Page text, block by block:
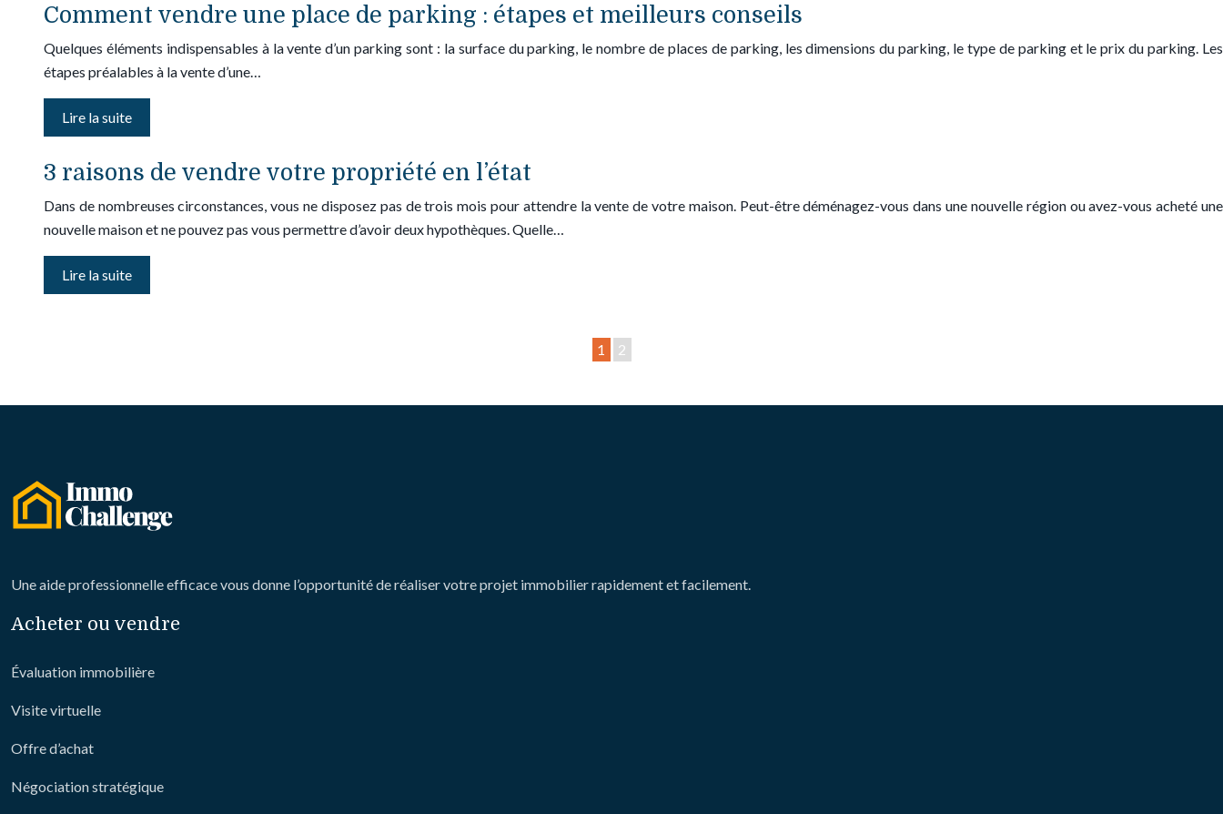
Comment vendre une place de parking : étapes et meilleurs conseils
Quelques éléments indispensables à la vente d’un parking sont : la surface du parking, le nombre de places de parking, les dimensions du parking, le type de parking et le prix du parking. Les
étapes préalables à la vente d’une…
Lire la suite
3 raisons de vendre votre propriété en l’état
Dans de nombreuses circonstances, vous ne disposez pas de trois mois pour attendre la vente de votre maison. Peut-être déménagez-vous dans une nouvelle région ou avez-vous acheté une
nouvelle maison et ne pouvez pas vous permettre d’avoir deux hypothèques. Quelle…
Lire la suite
1 2
Une aide professionnelle efficace vous donne l’opportunité de réaliser votre projet immobilier rapidement et facilement.
Acheter ou vendre
Évaluation immobilière
Visite virtuelle
Offre d’achat
Négociation stratégique